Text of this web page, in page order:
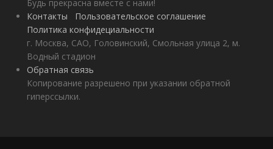
Будь прекрасна вместе с нами!
Контакты
Пользовательское соглашение
Политика конфидециальности
г. Москва, САО, Головинский, Смольная улица 2, м.
Водный стадион
Обратная связь
Копирование разрешено при указании обратной
гиперссылки.